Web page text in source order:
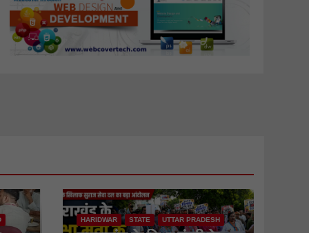
HARIDWAR STATE UTTAR PRADESH